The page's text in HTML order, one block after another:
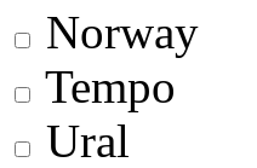
Norway
Tempo
Ural